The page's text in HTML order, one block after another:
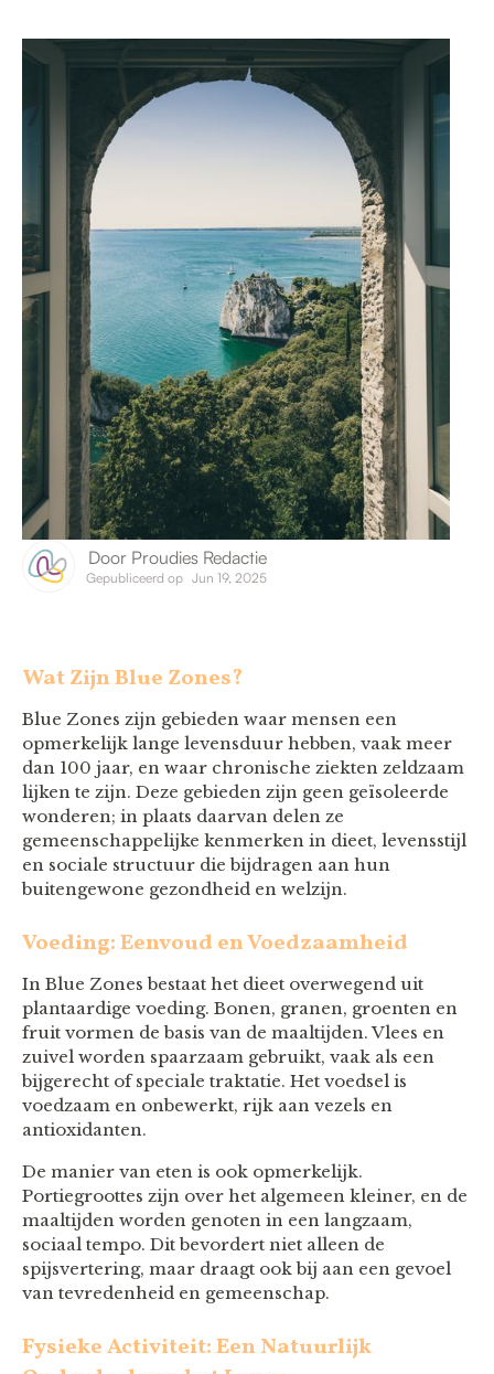
Door Proudies Redactie
Gepubliceerd op Jun 19, 2025
Wat Zijn Blue Zones?
Blue Zones zijn gebieden waar mensen een
opmerkelijk lange levensduur hebben, vaak meer
dan 100 jaar, en waar chronische ziekten zeldzaam
lijken te zijn. Deze gebieden zijn geen geïsoleerde
wonderen; in plaats daarvan delen ze
gemeenschappelijke kenmerken in dieet, levensstijl
en sociale structuur die bijdragen aan hun
buitengewone gezondheid en welzijn.
Voeding: Eenvoud en Voedzaamheid
In Blue Zones bestaat het dieet overwegend uit
plantaardige voeding. Bonen, granen, groenten en
fruit vormen de basis van de maaltijden. Vlees en
zuivel worden spaarzaam gebruikt, vaak als een
bijgerecht of speciale traktatie. Het voedsel is
voedzaam en onbewerkt, rijk aan vezels en
antioxidanten.
De manier van eten is ook opmerkelijk.
Portiegroottes zijn over het algemeen kleiner, en de
maaltijden worden genoten in een langzaam,
sociaal tempo. Dit bevordert niet alleen de
spijsvertering, maar draagt ook bij aan een gevoel
van tevredenheid en gemeenschap.
Fysieke Activiteit: Een Natuurlijk